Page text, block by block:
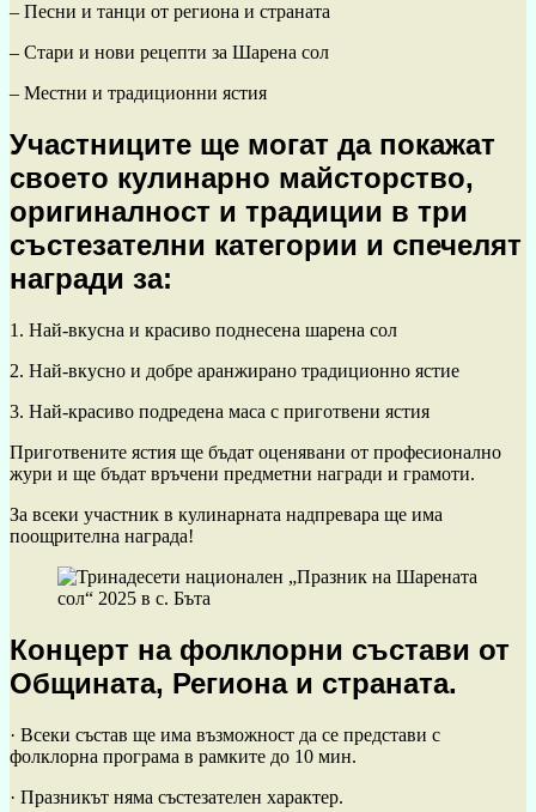
– Песни и танци от региона и страната
– Стари и нови рецепти за Шарена сол
– Местни и традиционни ястия
Участниците ще могат да покажат
своето кулинарно майсторство,
оригиналност и традиции в три
състезателни категории и спечелят
награди за:
1. Най-вкусна и красиво поднесена шарена сол
2. Най-вкусно и добре аранжирано традиционно ястие
3. Най-красиво подредена маса с приготвени ястия
Приготвените ястия ще бъдат оценявани от професионално
жури и ще бъдат връчени предметни награди и грамоти.
За всеки участник в кулинарната надпревара ще има
поощрителна награда!
Концерт на фолклорни състави от
Общината, Региона и страната.
· Всеки състав ще има възможност да се представи с
фолклорна програма в рамките до 10 мин.
· Празникът няма състезателен характер.